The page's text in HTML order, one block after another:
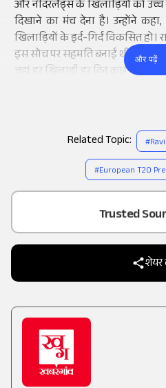
Add
Trusted
शेयर
और नीदरलैंड्स के खिलाड़ियों को उच्च
दिखाने का मंच देना है। उन्होंने
खिलाड़ियों के इर्द-गिर्द विकसित
इस सोच पर सहमति बनाई थी। हम
जहां हर खिलाड़ी हर दिन कुछ नया
और पढ़ें
Related Topic: #
#European T20